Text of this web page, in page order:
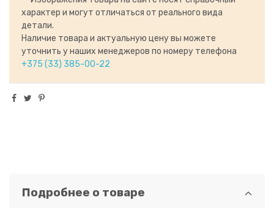
характер и могут отличаться от реального вида
детали.
Наличие товара и актуальную цену вы можете
уточнить у наших менеджеров по номеру телефона
+375 (33) 385-00-22
Подробнее о товаре